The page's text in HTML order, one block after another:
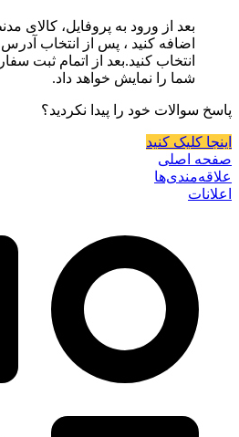
بعد از ورود به پروفایل، کالای
اضافه کنید ، پس از انتخاب آدرس
انتخاب کنید.بعد از اتمام
شما را نمایش خواهد داد.
پاسخ سوالات خود را پیدا نکردید؟
اینجا کلیک کنید
صفحه اصلی
علاقه‌مندی‌ها
اعلانات